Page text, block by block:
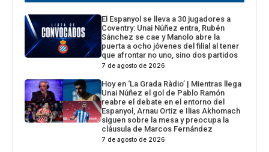
El Espanyol se lleva a 30 jugadores a
Coventry: Unai Núñez entra, Rubén
Sánchez se cae y Manolo abre la
puerta a ocho jóvenes del filial al tener
que afrontar no uno, sino dos partidos
7 de agosto de 2026
Hoy en ‘La Grada Ràdio’ | Mientras llega
Unai Núñez el gol de Pablo Ramón
reabre el debate en el entorno del
Espanyol, Arnau Ortiz e Ilias Akhomach
siguen sobre la mesa y preocupa la
cláusula de Marcos Fernández
7 de agosto de 2026